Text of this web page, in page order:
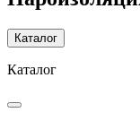
Каталог
Каталог